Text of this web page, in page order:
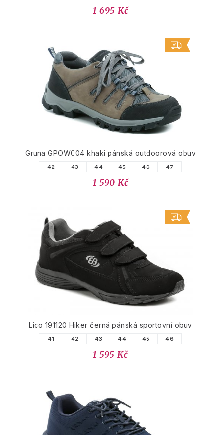
1 695 Kč
Gruna GPOW004 khaki pánská outdoorová obuv
42 43 44 45 46 47
1 590 Kč
Lico 191120 Hiker černá pánská sportovní obuv
41 42 43 44 45 46
1 595 Kč